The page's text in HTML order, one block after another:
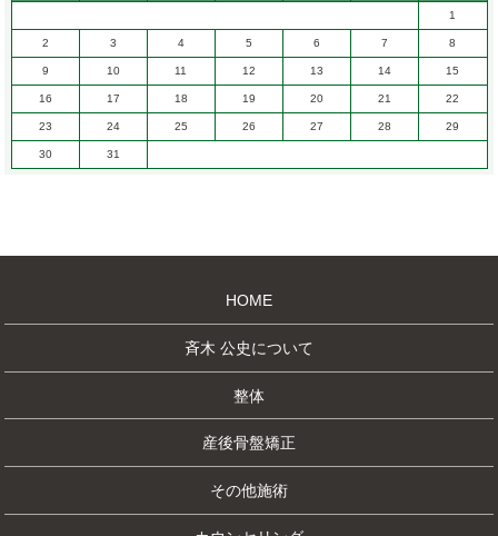
1
2 3 4 5 6 7 8
9 10 11 12 13 14 15
16 17 18 19 20 21 22
23 24 25 26 27 28 29
30 31
HOME
斉木 公史について
整体
産後骨盤矯正
その他施術